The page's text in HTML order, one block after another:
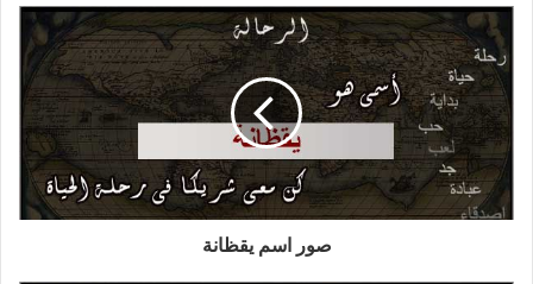
صور اسم يقظانة